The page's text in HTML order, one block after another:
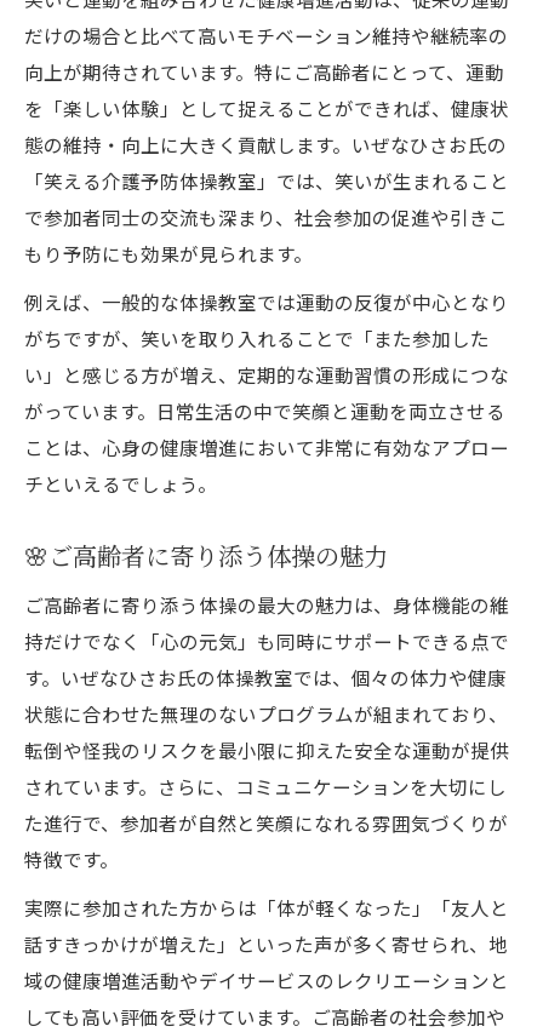
だけの場合と比べて高いモチベーション維持や継続率の
向上が期待されています。特にご高齢者にとって、運動
を「楽しい体験」として捉えることができれば、健康状
態の維持・向上に大きく貢献します。いぜなひさお氏の
「笑える介護予防体操教室」では、笑いが生まれること
で参加者同士の交流も深まり、社会参加の促進や引きこ
もり予防にも効果が見られます。
例えば、一般的な体操教室では運動の反復が中心となり
がちですが、笑いを取り入れることで「また参加した
い」と感じる方が増え、定期的な運動習慣の形成につな
がっています。日常生活の中で笑顔と運動を両立させる
ことは、心身の健康増進において非常に有効なアプロー
チといえるでしょう。
🌸ご高齢者に寄り添う体操の魅力
ご高齢者に寄り添う体操の最大の魅力は、身体機能の維
持だけでなく「心の元気」も同時にサポートできる点で
す。いぜなひさお氏の体操教室では、個々の体力や健康
状態に合わせた無理のないプログラムが組まれており、
転倒や怪我のリスクを最小限に抑えた安全な運動が提供
されています。さらに、コミュニケーションを大切にし
た進行で、参加者が自然と笑顔になれる雰囲気づくりが
特徴です。
実際に参加された方からは「体が軽くなった」「友人と
話すきっかけが増えた」といった声が多く寄せられ、地
域の健康増進活動やデイサービスのレクリエーションと
しても高い評価を受けています。ご高齢者の社会参加や